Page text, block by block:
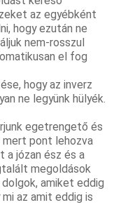
az egyébként
hogy ezután ne
nem-rosszul
el fog
hogy az inverz
ne legyünk hülyék.
egetrengető és
pont lehozva
józan ész és a
megoldások
amiket eddig
az amit eddig is